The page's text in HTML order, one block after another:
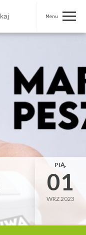
PIĄ.
01
WRZ 2023